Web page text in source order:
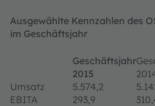
Ausgewählte Kennzahlen des
im Geschäftsjahr
Geschäftsjahr
2015
Umsatz
5.574,2
EBITA
293,9